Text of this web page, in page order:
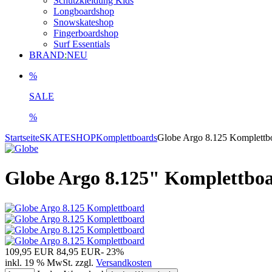
Longboardshop
Snowskateshop
Fingerboardshop
Surf Essentials
BRAND:NEU
%
SALE
%
StartseiteSKATESHOPKomplettboardsGlobe Argo 8.125
Globe Argo 8.125"
109,95 EUR 84,95 EUR- 23%
inkl. 19 % MwSt. zzgl. Versandkosten